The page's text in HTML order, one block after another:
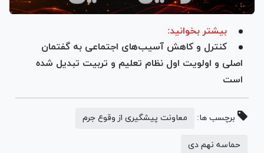
بیشتر بخوانید:
کنترل و کاهش آسیب‌های اجتماعی به گفتمان
اصلی و اولویت اول نظام تعلیم و تربیت تبدیل شده
است
برچسب ها: معاونت پیشگیری از وقوع جرم
حماسه نهم دی